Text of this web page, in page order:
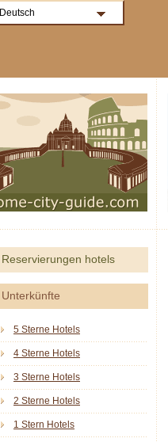
Reservierungen hotels
Unterkünfte
5 Sterne Hotels
4 Sterne Hotels
3 Sterne Hotels
2 Sterne Hotels
1 Stern Hotels
Deutsch